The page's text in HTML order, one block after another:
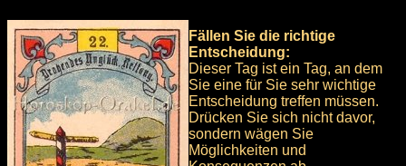
Fällen Sie die richtige
Entscheidung:
Dieser Tag ist ein Tag, an dem
Sie eine für Sie sehr wichtige
Entscheidung treffen müssen.
Drücken Sie sich nicht davor,
sondern wägen Sie
Möglichkeiten und